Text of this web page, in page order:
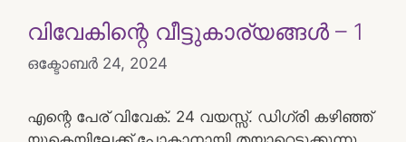
വിവേകിന്റെ വീട്ടുകാര്യങ്ങൾ – 1
ഒക്ടോബർ 24, 2024
എന്റെ പേര് വിവേക്. 24 വയസ്സ്. ഡിഗ്രി കഴിഞ്ഞ്